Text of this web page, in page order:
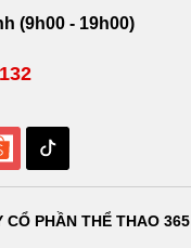
(9h00 - 19h00)
CỔ PHẦN THỂ THAO 365